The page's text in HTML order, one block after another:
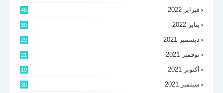
فبراير 2022 46
يناير 2022 30
ديسمبر 2021 29
نوفمبر 2021 21
أكتوبر 2021 19
سبتمبر 2021 30